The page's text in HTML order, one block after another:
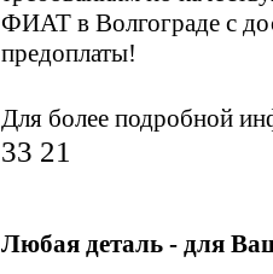
ФИАТ в Волгограде с
предоплаты!
Для более подробной
33 21
Любая деталь - для